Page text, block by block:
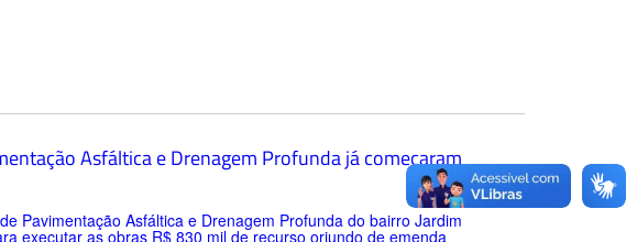
Asfáltica e Drenagem Profunda já começaram
Pavimentação Asfáltica e Drenagem Profunda do bairro Jardim
executar as obras R$ 830 mil de recurso oriundo de emenda